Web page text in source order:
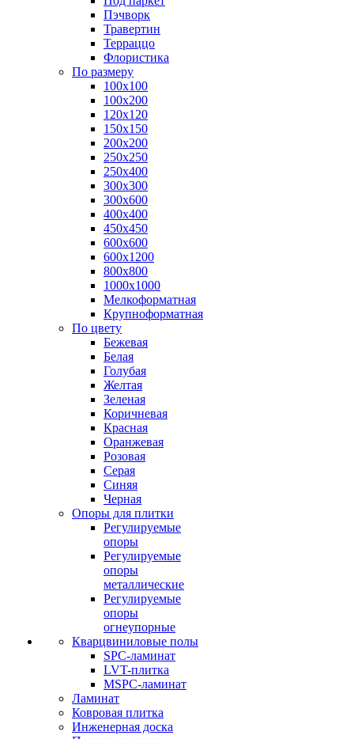
Пэчворк
Травертин
Терраццо
Флористика
По размеру
100х100
100х200
120х120
150х150
200х200
250х250
250х400
300х300
300х600
400х400
450х450
600х600
600х1200
800х800
1000х1000
Мелкоформатная
Крупноформатная
По цвету
Бежевая
Белая
Голубая
Желтая
Зеленая
Коричневая
Красная
Оранжевая
Розовая
Серая
Синяя
Черная
Опоры для плитки
Регулируемые
опоры
Регулируемые
опоры
металлические
Регулируемые
опоры
огнеупорные
Кварцвиниловые полы
SPC-ламинат
LVT-плитка
MSPC-ламинат
Ламинат
Ковровая плитка
Инженерная доска